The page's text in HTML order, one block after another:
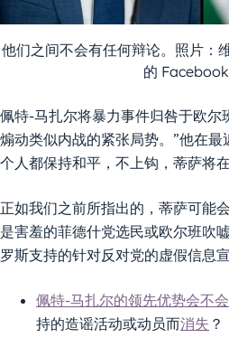
他们之间不会有任何辩论。照片：
的
佩特-马扎尔将暴力事件归咎于欧尔
煽动类似内战的紧张局势。”他在
个人都保持和平，不上钩，蒂萨将
正如我们之前所指出的，蒂萨可能
是害羞的菲德什党选民或欧尔班吹
罗斯支持的针对反对党的虚假信息宣
佩特-马扎尔的领先优势会不会
持的造谣活动或动员而消失 ？